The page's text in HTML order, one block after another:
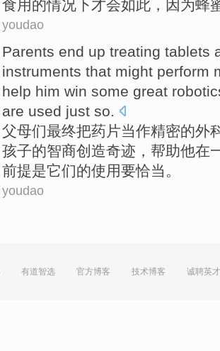
食用的情况下才会如此， 因为蜂
youdao
Parents end up treating tablets
instruments that might perform
help him win some great
are used just so.
父母们最终把药片当作精密的外
孩子的智商创造奇迹， 帮助他在
前提是它们的使用要恰当。
youdao
有道智选 官方博客 技术博客 诚聘英才